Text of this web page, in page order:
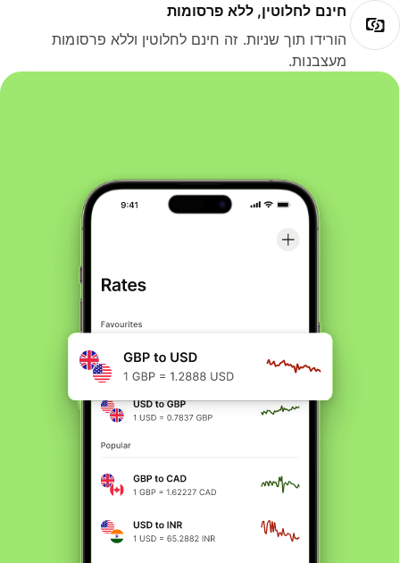
חינם לחלוטין, ללא פרסומות
הורידו תוך שניות. זה חינם לחלוטין וללא פרסומות
מעצבנות.